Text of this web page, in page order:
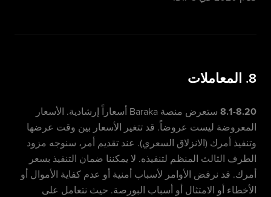
8. المعاملات
8.1-8.20
ستعرض منصة Baraka أسعاراً إرشادية. الأسعار
المعروضة ليست عروضاً. قد تتغير الأسعار بين وقت عرضها
وتنفيذ أمرك (الانزلاق السعري). عند تقديم أمر، سنوجه مزود
الطرف الثالث المنظم لتنفيذه. لا يمكننا ضمان التنفيذ بسعر
أمرك. قد نرفض الأوامر لأسباب أمنية أو عدم كفاية الأموال أو
الأخطاء أو الامتثال أو أسباب البورصة. حيث نتعامل على